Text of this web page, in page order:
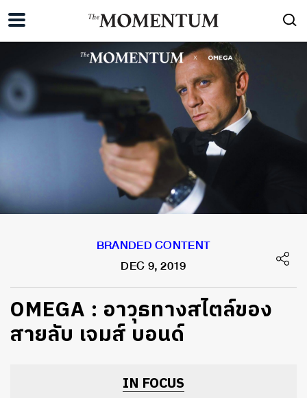
BRANDED CONTENT
DEC 9, 2019
OMEGA : อาวุธทางสไตล์ของ
สายลับ เจมส์ บอนด์
IN FOCUS